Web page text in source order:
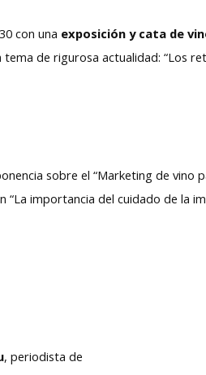
con una exposición y cata de
de rigurosa actualidad: “Los
sobre el “Marketing de vino
importancia del cuidado de la
, periodista de